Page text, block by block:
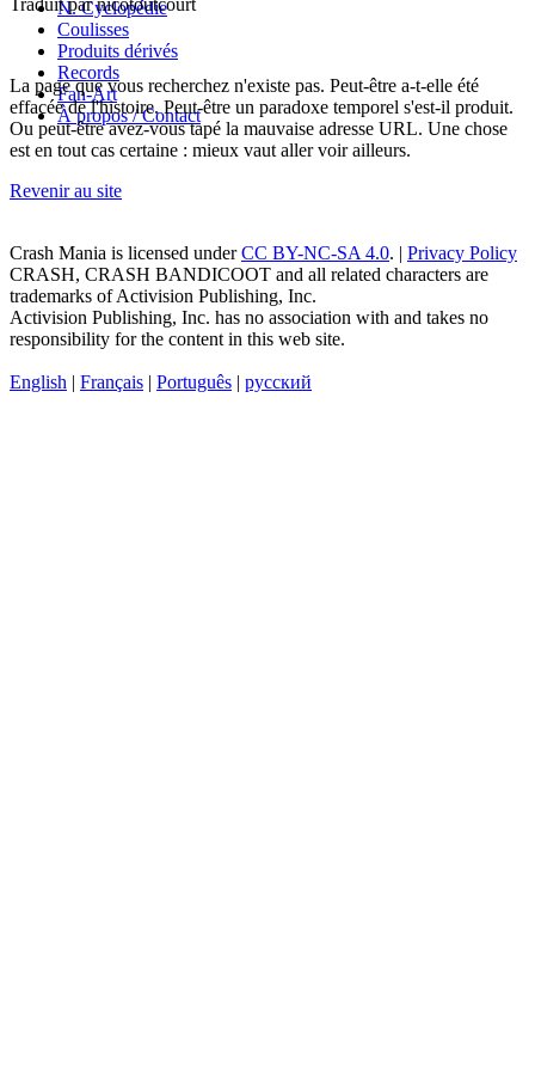
N. Cyclopédie
Coulisses
Produits dérivés
Records
Fan-Art
À propos / Contact
La page que vous recherchez n'existe pas. Peut-être a-t-elle été
effacée de l'histoire. Peut-être un paradoxe temporel s'est-il produit.
Ou peut-être avez-vous tapé la mauvaise adresse URL. Une chose
est en tout cas certaine : mieux vaut aller voir ailleurs.
Revenir au site
Crash Mania is licensed underCC BY-NC-SA 4.0. | Privacy Policy
CRASH, CRASH BANDICOOT and all related characters are
trademarks of Activision Publishing, Inc.
Activision Publishing, Inc. has no association with and takes no
responsibility for the content in this web site.
English | Français | Português | русский